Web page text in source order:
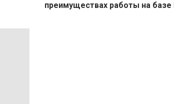
преимуществах работы на